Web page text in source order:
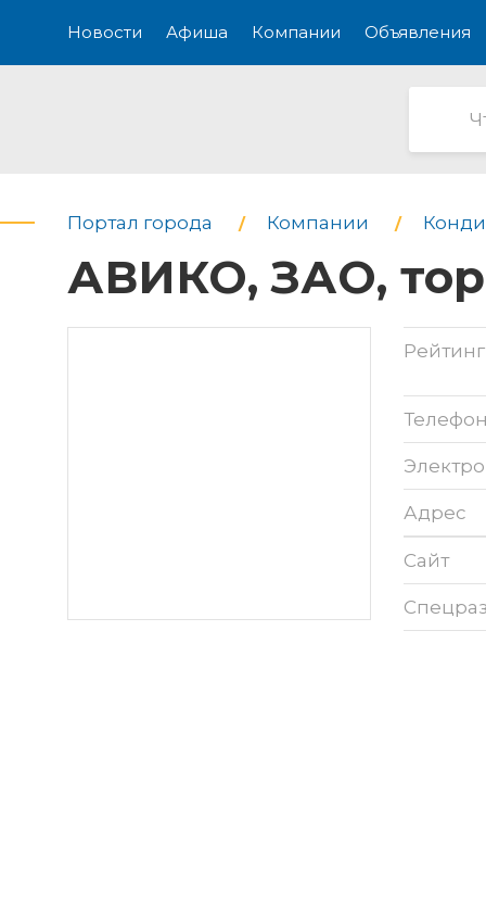
Новости Афиша Компании Объявления
Портал города Компании
АВИКО, ЗАО,
Рейтинг
Адрес
Сайт